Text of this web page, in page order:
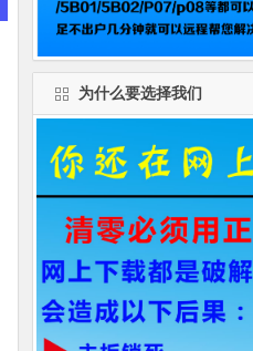
为什么要选择我们